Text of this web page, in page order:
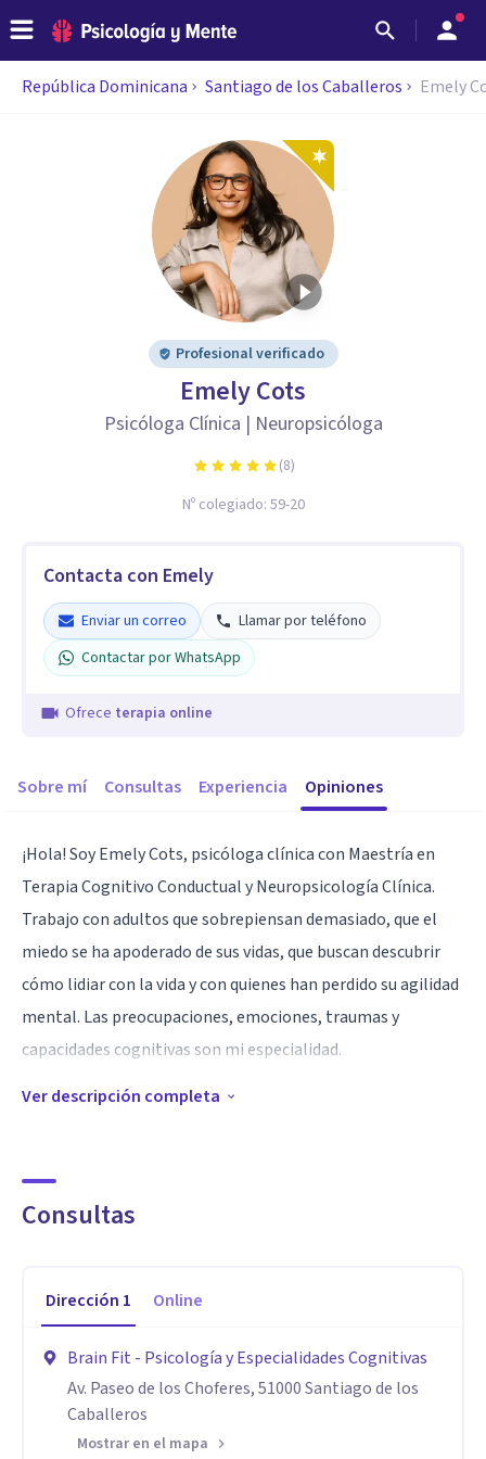
República Dominicana Santiago de los Caballeros Emely
Profesional verificado
Emely Cots
Psicóloga Clínica | Neuropsicóloga
(8)
Nº colegiado: 59-20
Contacta con Emely
Enviar un correo
Llamar por teléfono
Contactar por WhatsApp
Ofrece terapia online
Sobre mí Consultas Experiencia Opiniones
¡Hola! Soy Emely Cots, psicóloga clínica con Maestría en
Terapia Cognitivo Conductual y Neuropsicología Clínica.
Trabajo con adultos que sobrepiensan demasiado, que el
miedo se ha apoderado de sus vidas, que buscan descubrir
cómo lidiar con la vida y con quienes han perdido su agilidad
mental. Las preocupaciones, emociones, traumas y
capacidades cognitivas son mi especialidad.
Especialidad
ansiedad o malestar, por qué te sientes como te sientes y a
que aprendas herramientas prácticas para regular las
entender cómo funciona tu cerebro y cómo manejar los
emociones y ayudarte a sentirte cómodo y entender las
Ver descripción completa
Consultas
Dirección 1 Online
Brain Fit - Psicología y Especialidades Cognitivas
Av. Paseo de los Choferes, 51000 Santiago de los
Caballeros
Mostrar en el mapa